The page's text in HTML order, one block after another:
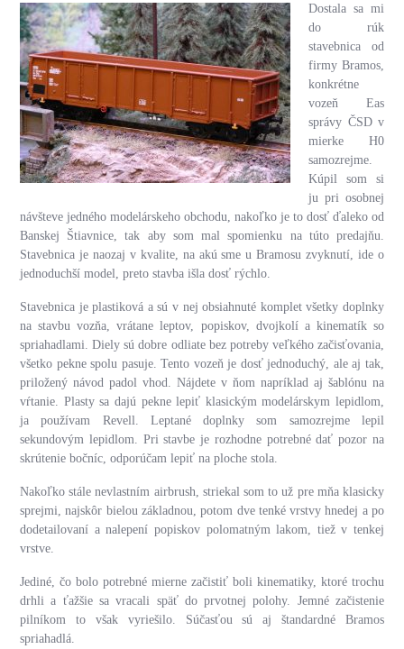
Dostala sa mi
do rúk
stavebnica od
firmy Bramos,
konkrétne
vozeň Eas
správy ČSD v
mierke H0
samozrejme.
Kúpil som si
ju pri osobnej
návšteve jedného modelárskeho obchodu, nakoľko je to dosť ďaleko od
Banskej Štiavnice, tak aby som mal spomienku na túto predajňu.
Stavebnica je naozaj v kvalite, na akú sme u Bramosu zvyknutí, ide o
jednoduchší model, preto stavba išla dosť rýchlo.
Stavebnica je plastiková a sú v nej obsiahnuté komplet všetky doplnky
na stavbu vozňa, vrátane leptov, popiskov, dvojkolí a kinematík so
spriahadlami. Diely sú dobre odliate bez potreby veľkého začisťovania,
všetko pekne spolu pasuje. Tento vozeň je dosť jednoduchý, ale aj tak,
priložený návod padol vhod. Nájdete v ňom napríklad aj šablónu na
vŕtanie. Plasty sa dajú pekne lepiť klasickým modelárskym lepidlom,
ja používam Revell. Leptané doplnky som samozrejme lepil
sekundovým lepidlom. Pri stavbe je rozhodne potrebné dať pozor na
skrútenie bočníc, odporúčam lepiť na ploche stola.
Nakoľko stále nevlastním airbrush, striekal som to už pre mňa klasicky
sprejmi, najskôr bielou základnou, potom dve tenké vrstvy hnedej a po
dodetailovaní a nalepení popiskov polomatným lakom, tiež v tenkej
vrstve.
Jediné, čo bolo potrebné mierne začistiť boli kinematiky, ktoré trochu
drhli a ťažšie sa vracali späť do prvotnej polohy. Jemné začistenie
pilníkom to však vyriešilo. Súčasťou sú aj štandardné Bramos
spriahadlá.